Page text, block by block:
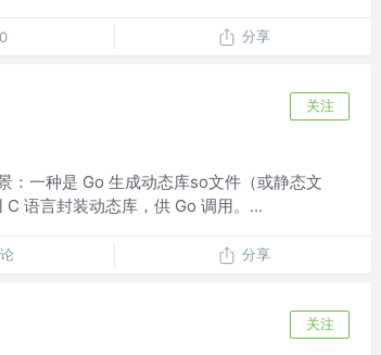
分享
关注
：一种是 Go 生成动态库so文件（或静态文
语言封装动态库，供 Go 调用。...
分享
关注